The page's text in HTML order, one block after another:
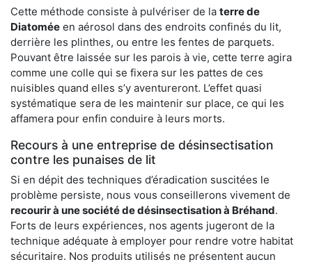
Cette méthode consiste à pulvériser de la terre de
Diatomée en aérosol dans des endroits confinés du lit,
derrière les plinthes, ou entre les fentes de parquets.
Pouvant être laissée sur les parois à vie, cette terre agira
comme une colle qui se fixera sur les pattes de ces
nuisibles quand elles s’y aventureront. L’effet quasi
systématique sera de les maintenir sur place, ce qui les
affamera pour enfin conduire à leurs morts.
Recours à une entreprise de désinsectisation
contre les punaises de lit
Si en dépit des techniques d’éradication suscitées le
problème persiste, nous vous conseillerons vivement de
recourir à une société de désinsectisation à Bréhand.
Forts de leurs expériences, nos agents jugeront de la
technique adéquate à employer pour rendre votre habitat
sécuritaire. Nos produits utilisés ne présentent aucun